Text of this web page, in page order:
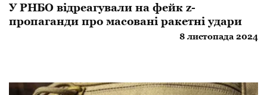
У РНБО відреагували на фейк z-
пропаганди про масовані ракетні удари
8 листопада 2024